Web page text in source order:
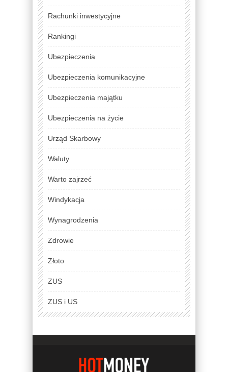
Rachunki inwestycyjne
Rankingi
Ubezpieczenia
Ubezpieczenia komunikacyjne
Ubezpieczenia majątku
Ubezpieczenia na życie
Urząd Skarbowy
Waluty
Warto zajrzeć
Windykacja
Wynagrodzenia
Zdrowie
Złoto
ZUS
ZUS i US